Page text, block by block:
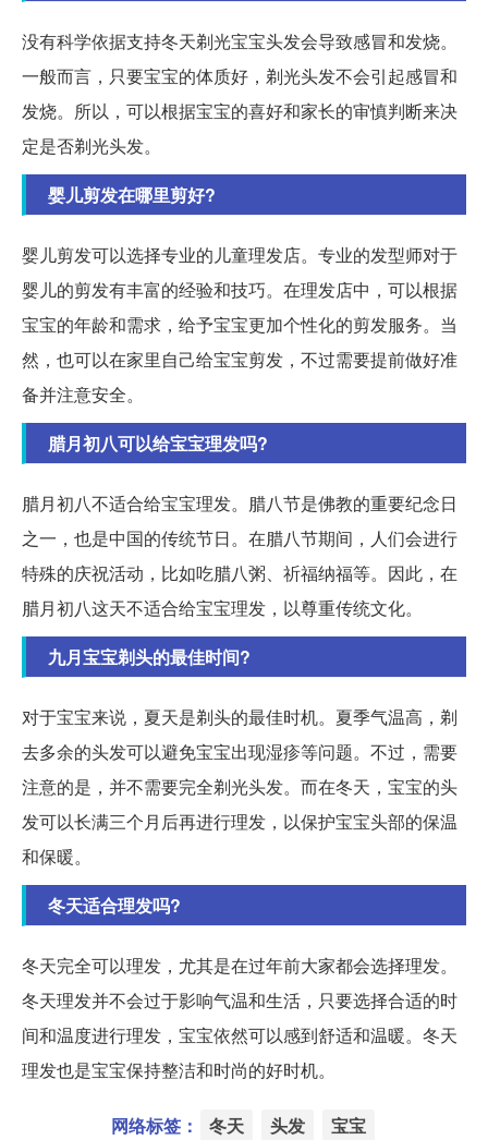
没有科学依据支持冬天剃光宝宝头发会导致感冒和发烧。
一般而言，只要宝宝的体质好，剃光头发不会引起感冒和
发烧。所以，可以根据宝宝的喜好和家长的审慎判断来决
定是否剃光头发。
婴儿剪发在哪里剪好?
婴儿剪发可以选择专业的儿童理发店。专业的发型师对于
婴儿的剪发有丰富的经验和技巧。在理发店中，可以根据
宝宝的年龄和需求，给予宝宝更加个性化的剪发服务。当
然，也可以在家里自己给宝宝剪发，不过需要提前做好准
备并注意安全。
腊月初八可以给宝宝理发吗?
腊月初八不适合给宝宝理发。腊八节是佛教的重要纪念日
之一，也是中国的传统节日。在腊八节期间，人们会进行
特殊的庆祝活动，比如吃腊八粥、祈福纳福等。因此，在
腊月初八这天不适合给宝宝理发，以尊重传统文化。
九月宝宝剃头的最佳时间?
对于宝宝来说，夏天是剃头的最佳时机。夏季气温高，剃
去多余的头发可以避免宝宝出现湿疹等问题。不过，需要
注意的是，并不需要完全剃光头发。而在冬天，宝宝的头
发可以长满三个月后再进行理发，以保护宝宝头部的保温
和保暖。
冬天适合理发吗?
冬天完全可以理发，尤其是在过年前大家都会选择理发。
冬天理发并不会过于影响气温和生活，只要选择合适的时
间和温度进行理发，宝宝依然可以感到舒适和温暖。冬天
理发也是宝宝保持整洁和时尚的好时机。
网络标签： 冬天 头发 宝宝